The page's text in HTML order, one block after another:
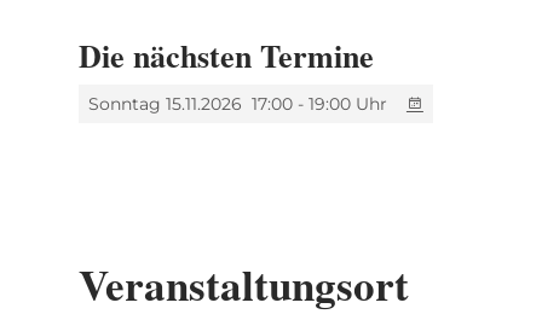
Die nächsten Termine
Sonntag 15.11.2026 17:00 - 19:00 Uhr
Veranstaltungsort